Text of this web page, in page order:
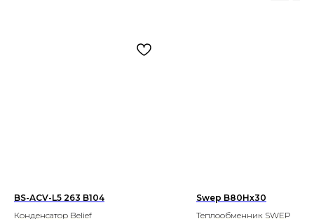
BS-ACV-L5 263 B104
Конденсатор Belief
Swep B80Hx30
Теплообменник SWEP